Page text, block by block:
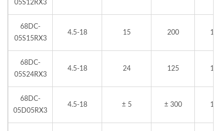
05S12RX3
68DC-
05S15RX3
4.5-18 15 200 10
68DC-
05S24RX3
4.5-18 24 125 10
68DC-
05D05RX3
4.5-18 ± 5 ± 300 10